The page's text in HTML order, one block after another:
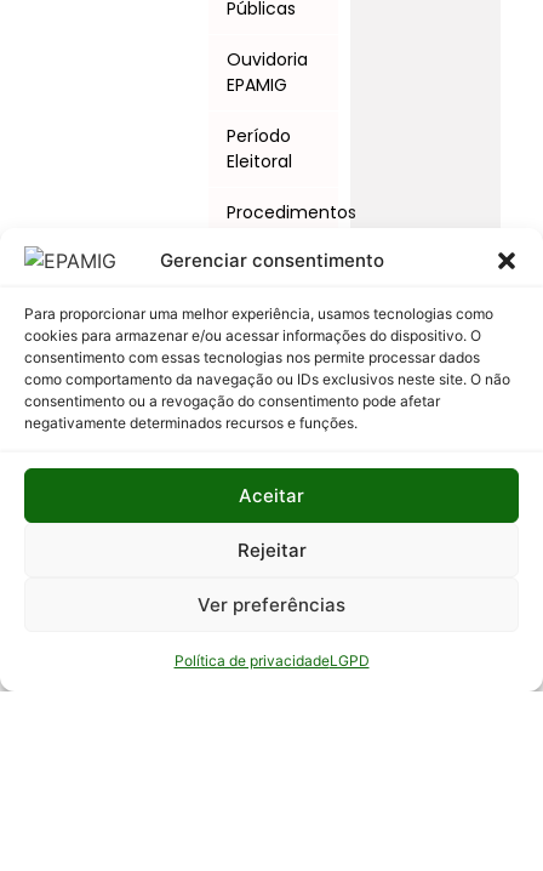
Gerenciar consentimento
Para proporcionar uma melhor experiência, usamos tecnologias como
cookies para armazenar e/ou acessar informações do dispositivo. O
consentimento com essas tecnologias nos permite processar dados
como comportamento da navegação ou IDs exclusivos neste site. O não
consentimento ou a revogação do consentimento pode afetar
negativamente determinados recursos e funções.
Aceitar
Rejeitar
Ver preferências
Política de privacidadeLGPD
Públicas
Ouvidoria
EPAMIG
Período
Eleitoral
Procedimentos
e Ações
Relatório
Anual de
Atividades
Auditoria
Interna
Relatório
Serviço de
ao Cidadão